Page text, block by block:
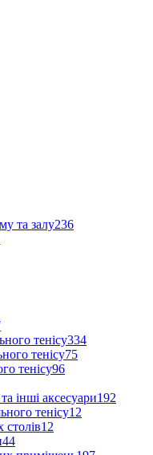
та залу236
тенісу334
тенісу75
тенісу96
інші аксесуари192
тенісу12
столів12
44